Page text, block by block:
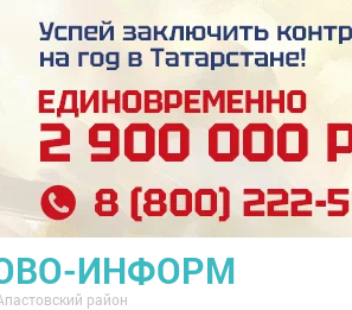
ИНФОРМ
район